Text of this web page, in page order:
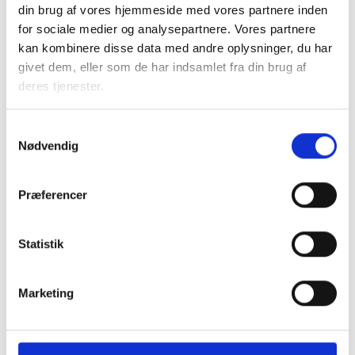
din brug af vores hjemmeside med vores partnere inden
for sociale medier og analysepartnere. Vores partnere
kan kombinere disse data med andre oplysninger, du har
givet dem, eller som de har indsamlet fra din brug af
deres tjenester.
Nødvendig
Præferencer
Statistik
Marketing
gennem en kortlægning af driftsomkostninger, samt
omfattende benchmarkanalyse mod andre
boligorganisationer på både afdelings- og
organisationsniveau.
En gennemgang af organisationens
de områder, hvor der er størst chance for gevinst –
uden at tabe noget, som I finder værdifuldt.